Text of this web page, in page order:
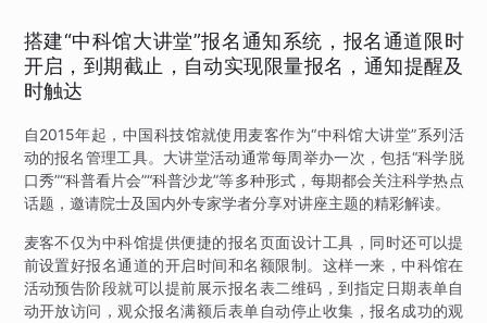
搭建“中科馆大讲堂”报名通知系统，报名通道限时
开启，到期截止，自动实现限量报名，通知提醒及
时触达
自2015年起，中国科技馆就使用麦客作为“中科馆大讲堂”系列活
动的报名管理工具。大讲堂活动通常每周举办一次，包括“科学脱
口秀”“科普看片会”“科普沙龙”等多种形式，每期都会关注科学热点
话题，邀请院士及国内外专家学者分享对讲座主题的精彩解读。
麦客不仅为中科馆提供便捷的报名页面设计工具，同时还可以提
前设置好报名通道的开启时间和名额限制。这样一来，中科馆在
活动预告阶段就可以提前展示报名表二维码，到指定日期表单自
动开放访问，观众报名满额后表单自动停止收集，报名成功的观